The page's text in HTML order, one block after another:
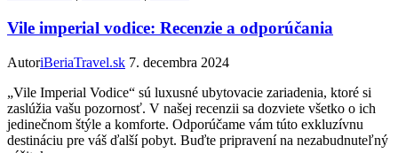
Vile imperial vodice: Recenzie a odporúčania
AutoriBeriaTravel.sk 7. decembra 2024
„Vile Imperial Vodice“ sú luxusné ubytovacie zariadenia, ktoré si
zaslúžia vašu pozornosť. V našej recenzii sa dozviete všetko o ich
jedinečnom štýle a komforte. Odporúčame vám túto exkluzívnu
destináciu pre váš ďalší pobyt. Buďte pripravení na nezabudnuteľný